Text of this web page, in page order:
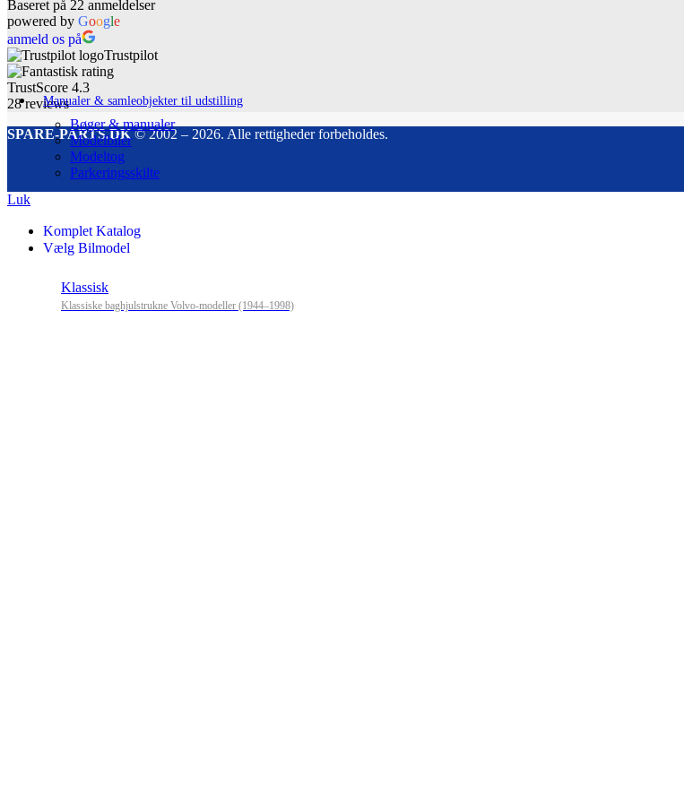
Manualer & samleobjekter til udstilling
Bøger & manualer
Modelbiler
Modeltog
Parkeringsskilte
Baseret på 22 anmeldelser
powered by Google
anmeld os på
Trustpilot
TrustScore 4.3
28reviews
SPARE-PARTS.DK© 2002 – 2026. Alle rettigheder forbeholdes.
Luk
Komplet Katalog
Vælg Bilmodel
Klassisk
Klassiske baghjulstrukne Volvo-modeller (1944–1998)